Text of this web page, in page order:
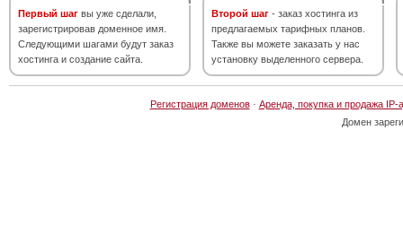
Первый шаг вы уже сделали,
зарегистрировав доменное имя.
Следующими шагами будут заказ
хостинга и создание сайта.
Второй шаг - заказ хостинга из
предлагаемых тарифных планов.
Также вы можете заказать у нас
установку выделенного сервера.
Регистрация доменов· Аренда, покупка и продажа IP-
Домен